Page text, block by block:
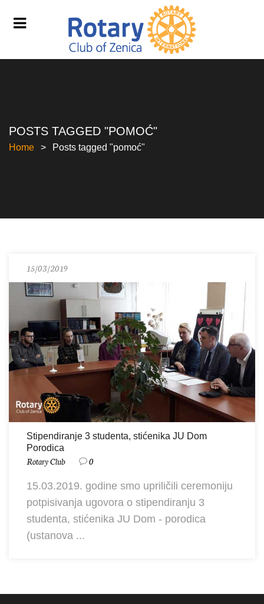
POSTS TAGGED "POMOĆ"
Home Posts tagged "pomoć"
15/03/2019
Stipendiranje 3 studenta, stićenika JU Dom
Porodica
Rotary Club 0
15.03.2019. godine smo upriličili ceremoniju
potpisivanja ugovora o stipendiranju 3
studenta, stićenika JU Dom - porodica
(ustanova ...